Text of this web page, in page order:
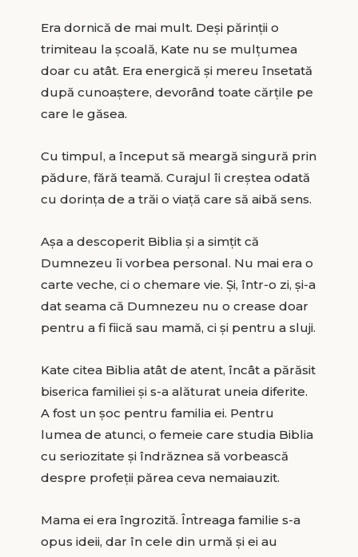
Era dornică de mai mult. Deși părinții o
trimiteau la școală, Kate nu se mulțumea
doar cu atât. Era energică și mereu însetată
după cunoaștere, devorând toate cărțile pe
care le găsea.
Cu timpul, a început să meargă singură prin
pădure, fără teamă. Curajul îi creștea odată
cu dorința de a trăi o viață care să aibă sens.
Așa a descoperit Biblia și a simțit că
Dumnezeu îi vorbea personal. Nu mai era o
carte veche, ci o chemare vie. Și, într-o zi, și-a
dat seama că Dumnezeu nu o crease doar
pentru a fi fiică sau mamă, ci și pentru a sluji.
Kate citea Biblia atât de atent, încât a părăsit
biserica familiei și s-a alăturat uneia diferite.
A fost un șoc pentru familia ei. Pentru
lumea de atunci, o femeie care studia Biblia
cu seriozitate și îndrăznea să vorbească
despre profeții părea ceva nemaiauzit.
Mama ei era îngrozită. Întreaga familie s-a
opus ideii, dar în cele din urmă și ei au